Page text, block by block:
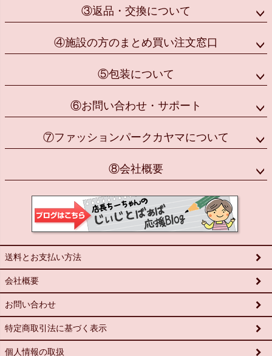
③返品・交換について
④施設の方のまとめ買い注文窓口
⑤包装について
⑥お問い合わせ・サポート
⑦ファッションパークカヤマについて
⑧会社概要
送料とお支払い方法
会社概要
お問い合わせ
特定商取引法に基づく表示
個人情報の取扱